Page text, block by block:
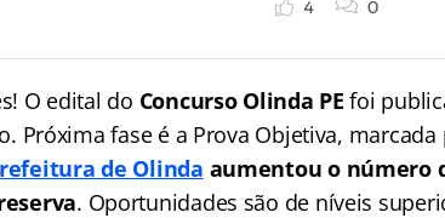
4 0
O edital do Concurso Olinda PE foi
Próxima fase é a Prova Objetiva, marcada
de Olinda aumentou o número
. Oportunidades são de níveis